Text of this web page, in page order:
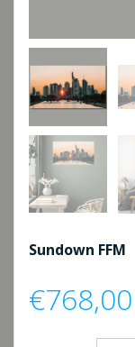
Sundown FFM
€768,00